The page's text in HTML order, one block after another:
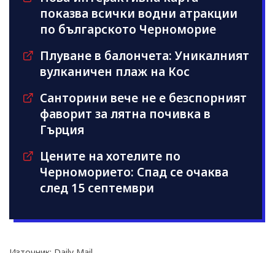
показва всички водни атракции
по българското Черноморие
Плуване в балончета: Уникалният
вулканичен плаж на Кос
Санторини вече не е безспорният
фаворит за лятна почивка в
Гърция
Цените на хотелите по
Черноморието: Спад се очаква
след 15 септември